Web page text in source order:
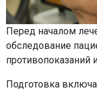
Перед началом
обследование
противопоказаний
Подготовка